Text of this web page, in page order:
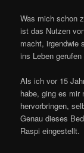
Was mich schon
ist das Nutzen
macht, irgendwie
ins Leben gerufen
Als ich vor 15
habe, ging es mir
hervorbringen,
Genau dieses
Raspi eingestellt.